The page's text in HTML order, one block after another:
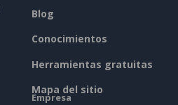
Blog
Conocimientos
Herramientas gratuitas
Mapa del sitio
Empresa